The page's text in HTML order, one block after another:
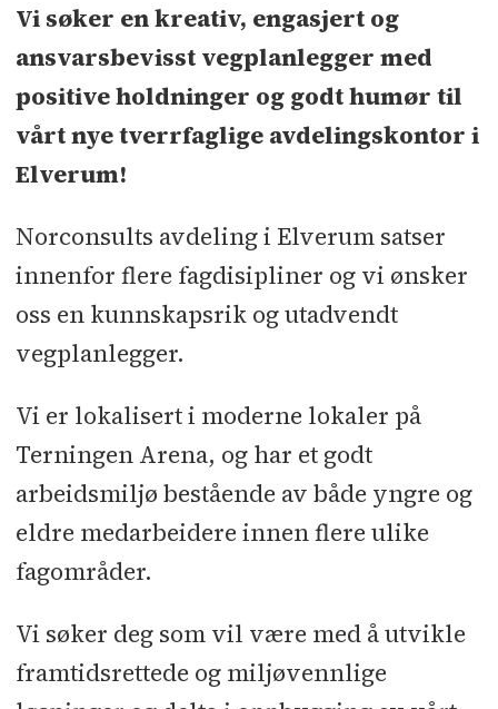
Vi søker en kreativ, engasjert og
ansvarsbevisst vegplanlegger med
positive holdninger og godt humør til
vårt nye tverrfaglige avdelingskontor i
Elverum!
Norconsults avdeling i Elverum satser
innenfor flere fagdisipliner og vi ønsker
oss en kunnskapsrik og utadvendt
vegplanlegger.
Vi er lokalisert i moderne lokaler på
Terningen Arena, og har et godt
arbeidsmiljø bestående av både yngre og
eldre medarbeidere innen flere ulike
fagområder.
Vi søker deg som vil være med å utvikle
framtidsrettede og miljøvennlige